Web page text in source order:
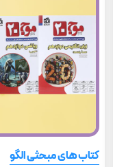
کتاب های مبحثی الگو